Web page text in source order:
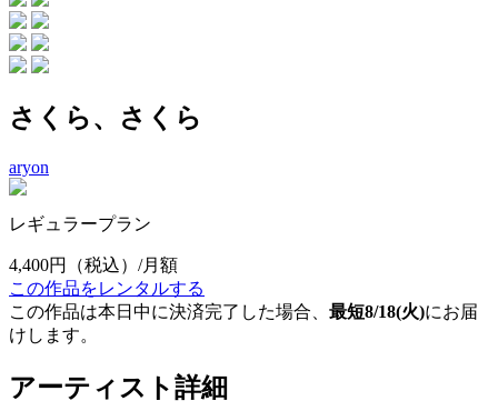
さくら、さくら
aryon
レギュラープラン
4,400円
（税込）/月額
この作品をレンタルする
この作品は本日中に決済完了した場合、 最短8/18(火)にお届
けします。
アーティスト詳細